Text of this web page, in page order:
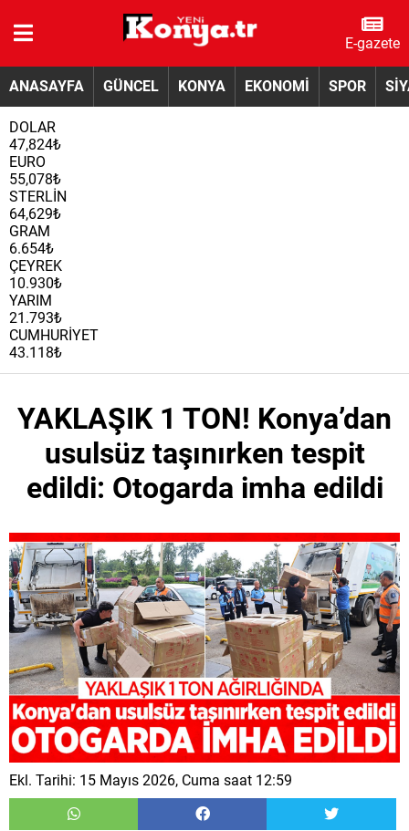
E-gazete
ANASAYFA GÜNCEL KONYA EKONOMİ SPOR
DOLAR
47,824₺
EURO
55,078₺
STERLİN
64,629₺
GRAM
6.654₺
ÇEYREK
10.930₺
YARIM
21.793₺
CUMHURİYET
43.118₺
YAKLAŞIK 1 TON! Konya’dan
usulsüz taşınırken tespit
edildi: Otogarda imha edildi
Ekl. Tarihi: 15 Mayıs 2026, Cuma saat 12:59